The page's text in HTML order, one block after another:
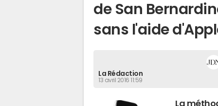
de San
sans l'aide
La Rédaction
13 avril 2016 11:59
La